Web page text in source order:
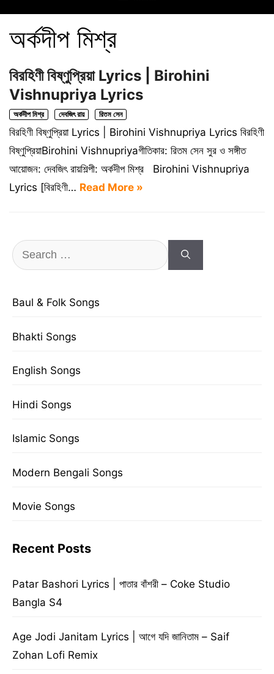
অর্কদীপ মিশ্র
বিরহিণী বিষ্ণুপ্রিয়া Lyrics | Birohini
Vishnupriya Lyrics
অর্কদীপ মিশ্র দেবজিৎ রায় রিতম সেন
বিরহিণী বিষ্ণুপ্রিয়া Lyrics | Birohini Vishnupriya Lyrics বিরহিণী
বিষ্ণুপ্রিয়াBirohini Vishnupriyaগীতিকার: রিতম সেন সুর ও সঙ্গীত
আয়োজন: দেবজিৎ রায়শিল্পী: অর্কদীপ মিশ্র Birohini Vishnupriya
Lyrics [বিরহিণী… Read More »
Search
for:
Baul & Folk Songs
Bhakti Songs
English Songs
Hindi Songs
Islamic Songs
Modern Bengali Songs
Movie Songs
Recent Posts
Patar Bashori Lyrics | পাতার বাঁশরী – Coke Studio
Bangla S4
Age Jodi Janitam Lyrics | আগে যদি জানিতাম – Saif
Zohan Lofi Remix